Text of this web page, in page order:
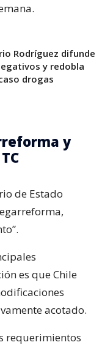
Rodríguez difunde
y redobla
drogas
y
de Estado
es que Chile
acotado.
requerimientos